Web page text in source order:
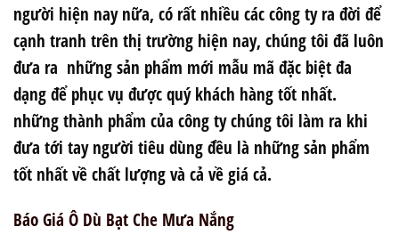
người hiện nay nữa, có rất nhiều các công ty ra đời để
cạnh tranh trên thị trường hiện nay, chúng tôi đã luôn
đưa ra những sản phẩm mới mẫu mã đặc biệt đa
dạng để phục vụ được quý khách hàng tốt nhất.
những thành phẩm của công ty chúng tôi làm ra khi
đưa tới tay người tiêu dùng đều là những sản phẩm
tốt nhất về chất lượng và cả về giá cả.
Báo Giá Ô Dù Bạt Che Mưa Nắng